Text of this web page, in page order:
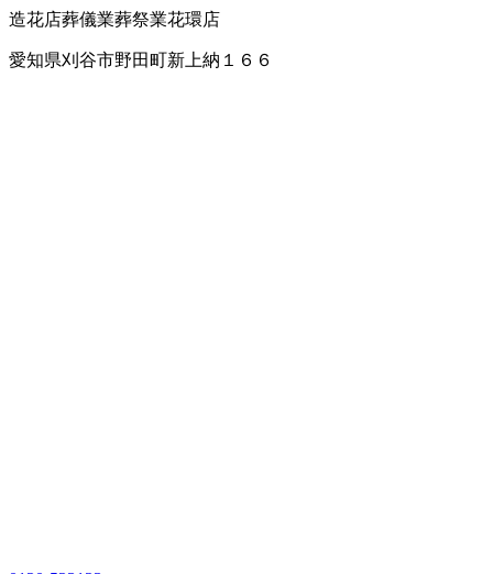
造花店葬儀業葬祭業花環店
愛知県刈谷市野田町新上納１６６